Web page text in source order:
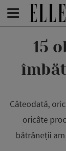
15
Câteodată,
oricâte
bătrâneții